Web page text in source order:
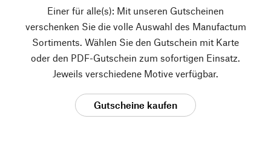
Einer für alle(s): Mit unseren Gutscheinen
verschenken Sie die volle Auswahl des Manufactum
Sortiments. Wählen Sie den Gutschein mit Karte
oder den PDF-Gutschein zum sofortigen Einsatz.
Jeweils verschiedene Motive verfügbar.
Gutscheine kaufen